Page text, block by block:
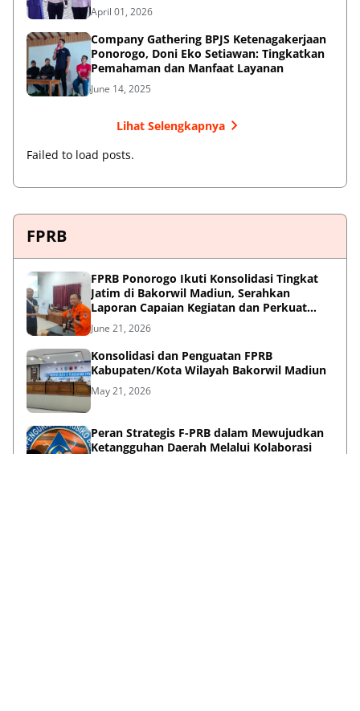
April 01, 2026
Company Gathering BPJS Ketenagakerjaan
Ponorogo, Doni Eko Setiawan: Tingkatkan
Pemahaman dan Manfaat Layanan
June 14, 2025
Lihat Selengkapnya
Failed to load posts.
FPRB
FPRB Ponorogo Ikuti Konsolidasi Tingkat
Jatim di Bakorwil Madiun, Serahkan
Laporan Capaian Kegiatan dan Perkuat
Sinergi Pentahelix
June 21, 2026
Konsolidasi dan Penguatan FPRB
Kabupaten/Kota Wilayah Bakorwil Madiun
May 21, 2026
Peran Strategis F-PRB dalam Mewujudkan
Ketangguhan Daerah Melalui Kolaborasi